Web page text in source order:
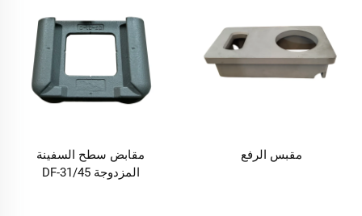
مقبس الرفع
مقابض سطح السفينة
المزدوجة DF-31/45